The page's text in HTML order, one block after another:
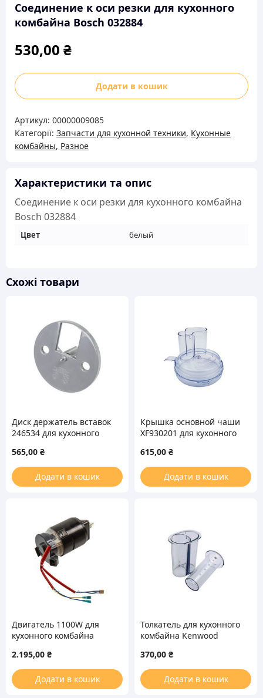
Соединение к оси резки для кухонного
комбайна Bosch 032884
530,00 ₴
Соединение
к
резки
для
кухонного
Bosch
032884
кількість
Додати в кошик
Артикул: 00000009085
Категорії: Запчасти для кухонной техники, Кухонные
комбайны, Разное
Характеристики та опис
Соединение к оси резки для кухонного комбайна
Bosch 032884
Цвет белый
Схожі товари
Диск держатель вставок
246534 для кухонного
565,00 ₴
Додати в кошик
Крышка основной чаши
XF930201 для кухонного
5A07890
615,00 ₴
Додати в кошик
Двигатель 1100W для
кухонного комбайна
2.195,00 ₴
Додати в кошик
Толкатель для кухонного
комбайна Kenwood
370,00 ₴
Додати в кошик